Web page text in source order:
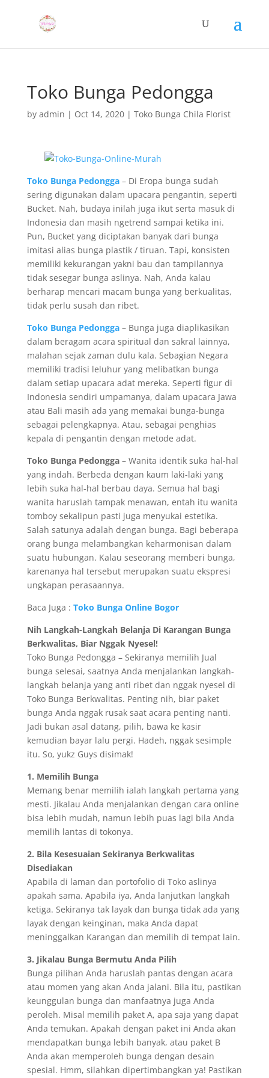
Toko Bunga Pedongga
by admin | Oct 14, 2020| Toko Bunga Chila Florist
Toko Bunga Pedongga– Di Eropa bunga sudah
sering digunakan dalam upacara pengantin, seperti
Bucket. Nah, budaya inilah juga ikut serta masuk di
Indonesia dan masih ngetrend sampai ketika ini.
Pun, Bucket yang diciptakan banyak dari bunga
imitasi alias bunga plastik / tiruan. Tapi, konsisten
memiliki kekurangan yakni bau dan tampilannya
tidak sesegar bunga aslinya. Nah, Anda kalau
berharap mencari macam bunga yang berkualitas,
tidak perlu susah dan ribet.
Toko Bunga Pedongga– Bunga juga diaplikasikan
dalam beragam acara spiritual dan sakral lainnya,
malahan sejak zaman dulu kala. Sebagian Negara
memiliki tradisi leluhur yang melibatkan bunga
dalam setiap upacara adat mereka. Seperti figur di
Indonesia sendiri umpamanya, dalam upacara Jawa
atau Bali masih ada yang memakai bunga-bunga
sebagai pelengkapnya. Atau, sebagai penghias
kepala di pengantin dengan metode adat.
Toko Bunga Pedongga– Wanita identik suka hal-hal
yang indah. Berbeda dengan kaum laki-laki yang
lebih suka hal-hal berbau daya. Semua hal bagi
wanita haruslah tampak menawan, entah itu wanita
tomboy sekalipun pasti juga menyukai estetika.
Salah satunya adalah dengan bunga. Bagi beberapa
orang bunga melambangkan keharmonisan dalam
suatu hubungan. Kalau seseorang memberi bunga,
karenanya hal tersebut merupakan suatu ekspresi
ungkapan perasaannya.
Baca Juga : Toko Bunga Online Bogor
Nih Langkah-Langkah Belanja Di Karangan Bunga
Berkwalitas, Biar Nggak Nyesel!
Toko Bunga Pedongga – Sekiranya memilih Jual
bunga selesai, saatnya Anda menjalankan langkah-
langkah belanja yang anti ribet dan nggak nyesel di
Toko Bunga Berkwalitas. Penting nih, biar paket
bunga Anda nggak rusak saat acara penting nanti.
Jadi bukan asal datang, pilih, bawa ke kasir
kemudian bayar lalu pergi. Hadeh, nggak sesimple
itu. So, yukz Guys disimak!
1. Memilih Bunga
Memang benar memilih ialah langkah pertama yang
mesti. Jikalau Anda menjalankan dengan cara online
bisa lebih mudah, namun lebih puas lagi bila Anda
memilih lantas di tokonya.
2. Bila Kesesuaian Sekiranya Berkwalitas
Disediakan
Apabila di laman dan portofolio di Toko aslinya
apakah sama. Apabila iya, Anda lanjutkan langkah
ketiga. Sekiranya tak layak dan bunga tidak ada yang
layak dengan keinginan, maka Anda dapat
meninggalkan Karangan dan memilih di tempat lain.
3. Jikalau Bunga Bermutu Anda Pilih
Bunga pilihan Anda haruslah pantas dengan acara
atau momen yang akan Anda jalani. Bila itu, pastikan
keunggulan bunga dan manfaatnya juga Anda
peroleh. Misal memilih paket A, apa saja yang dapat
Anda temukan. Apakah dengan paket ini Anda akan
mendapatkan bunga lebih banyak, atau paket B
Anda akan memperoleh bunga dengan desain
spesial. Hmm, silahkan dipertimbangkan ya! Pastikan